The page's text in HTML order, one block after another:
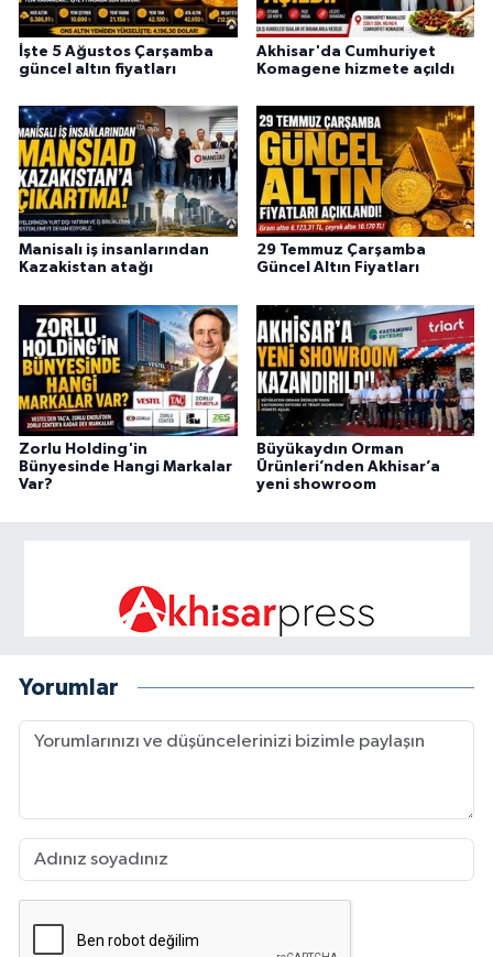
İşte 5 Ağustos Çarşamba
güncel altın fiyatları
Akhisar'da Cumhuriyet
Komagene hizmete açıldı
Manisalı iş insanlarından
Kazakistan atağı
29 Temmuz Çarşamba
Güncel Altın Fiyatları
Zorlu Holding'in
Bünyesinde Hangi Markalar
Var?
Büyükaydın Orman
Ürünleri’nden Akhisar’a
yeni showroom
Yorumlar